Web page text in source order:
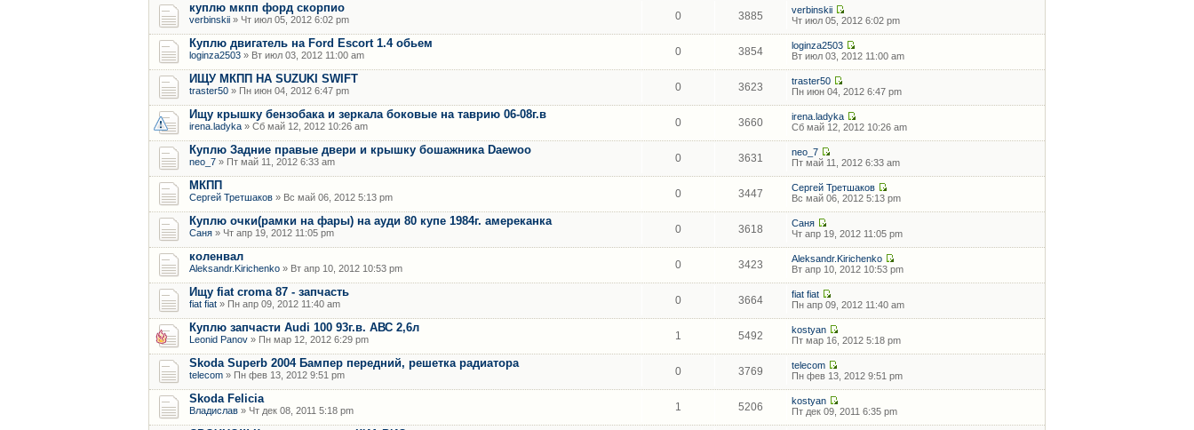
куплю мкпп форд скорпио
verbinskii » Чт июл 05, 2012 6:02 pm 0 3885
verbinskii
Чт июл 05, 2012 6:02 pm
Куплю двигатель на Ford Escort 1.4 обьем
loginza2503 » Вт июл 03, 2012 11:00 am 0 3854
loginza2503
Вт июл 03, 2012 11:00 am
ИЩУ МКПП НА SUZUKI SWIFT
traster50 » Пн июн 04, 2012 6:47 pm 0 3623
traster50
Пн июн 04, 2012 6:47 pm
Ищу крышку бензобака и зеркала боковые на таврию 06-08г.в
irena.ladyka » Сб май 12, 2012 10:26 am 0 3660
irena.ladyka
Сб май 12, 2012 10:26 am
Куплю Задние правые двери и крышку бошажника Daewoo
neo_7 » Пт май 11, 2012 6:33 am 0 3631
neo_7
Пт май 11, 2012 6:33 am
МКПП
Сергей Третшаков » Вс май 06, 2012 5:13 pm 0 3447
Сергей Третшаков
Вс май 06, 2012 5:13 pm
Куплю очки(рамки на фары) на ауди 80 купе 1984г. амереканка
Саня » Чт апр 19, 2012 11:05 pm 0 3618
Саня
Чт апр 19, 2012 11:05 pm
коленвал
Aleksandr.Kirichenko » Вт апр 10, 2012 10:53 pm 0 3423
Aleksandr.Kirichenko
Вт апр 10, 2012 10:53 pm
Ищу fiat croma 87 - запчасть
fiat fiat » Пн апр 09, 2012 11:40 am 0 3664
fiat fiat
Пн апр 09, 2012 11:40 am
Куплю запчасти Audi 100 93г.в. АВС 2,6л
Leonid Panov » Пн мар 12, 2012 6:29 pm 1 5492
kostyan
Пт мар 16, 2012 5:18 pm
Skoda Superb 2004 Бампер передний, решетка радиатора
telecom » Пн фев 13, 2012 9:51 pm 0 3769
telecom
Пн фев 13, 2012 9:51 pm
Skoda Felicia
Владислав » Чт дек 08, 2011 5:18 pm 1 5206
kostyan
Пт дек 09, 2011 6:35 pm